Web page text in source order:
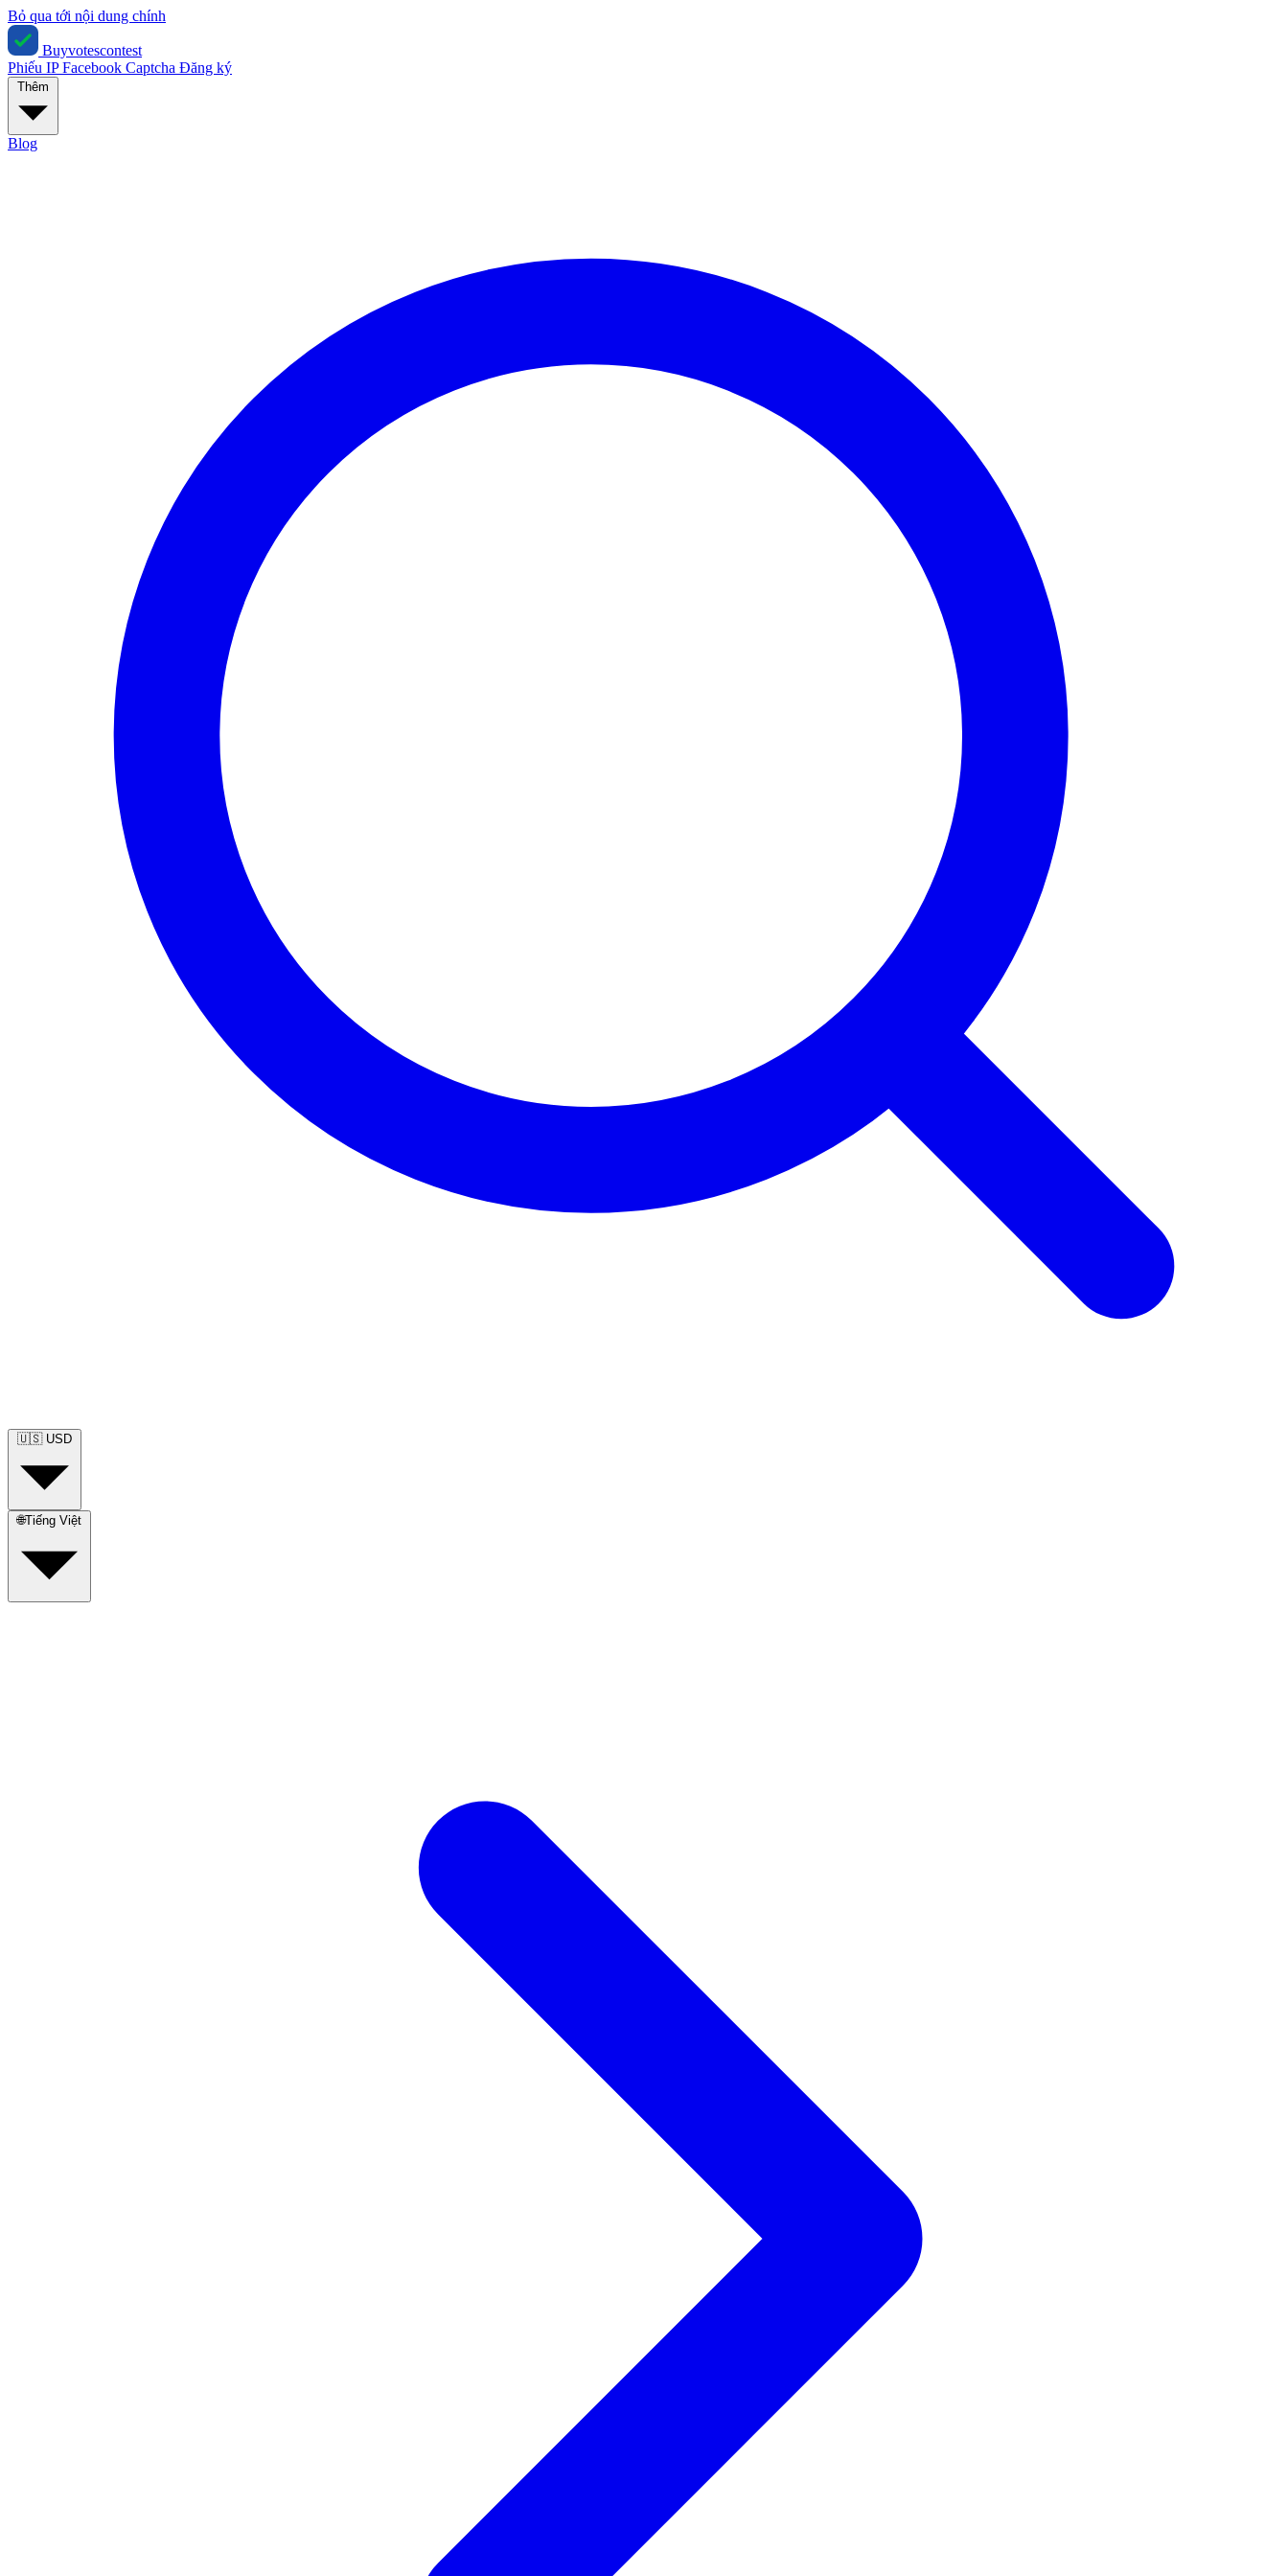
Bỏ qua tới nội dung chính
Buyvotescontest
Phiếu IPFacebook Captcha Đăng ký
Blog
🇺🇸 USD
🌐Tiếng Việt